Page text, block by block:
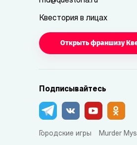
Квестория в лицах
Открыть франшизу
Подписывайтесь
Городские игры Murder